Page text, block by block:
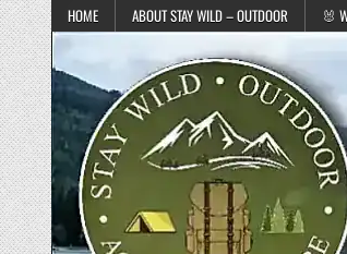
Skip to content
HOME ABOUT STAY WILD – OUTDOOR 🐰